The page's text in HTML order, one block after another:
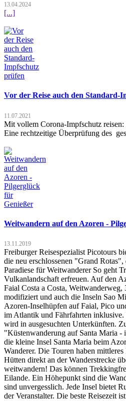
13.04.2024
[...]
Vor der Reise auch den Standard-
11.07.2021
Mit vollem Corona-Impfschutz reisen:
Eine rechtzeitige Überprüfung des
Weitwandern auf den Azoren -
13.11.2019
Freiburger Reisespezialist Picotours
die neu erschlossenen "Grand
Paradiese für Weitwanderer So geht
Vulkanlandschaft erfreuen. Auf den
Faial Costa a Costa,
modifiziert und auch die Inseln Sao
Azoren-Inselhüpfen auf Faial, Pico
im Atlantik und Fährfahrten
wird in ausgesuchten Unterkünften.
"Küstenwanderung auf Santa Maria -
die kleine Insel Santa Maria beim
Wanderer. Die Touren haben
Hütten direkt an der Wanderstrecke
weitwandern! Das können
Eilande. Ein Höhepunkt sind die
sind unvergesslich. Jede Insel bietet
der Veranstalter. Die beste Reisezeit